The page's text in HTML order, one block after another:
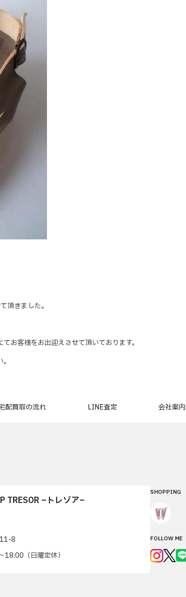
頂きました。
お客様をお出迎えさせて頂いております。
配買取の流れ LINE査定 会社案内
TRESOR –トレゾア–
8
（日曜定休）
SHOPPING
FOLLOW ME